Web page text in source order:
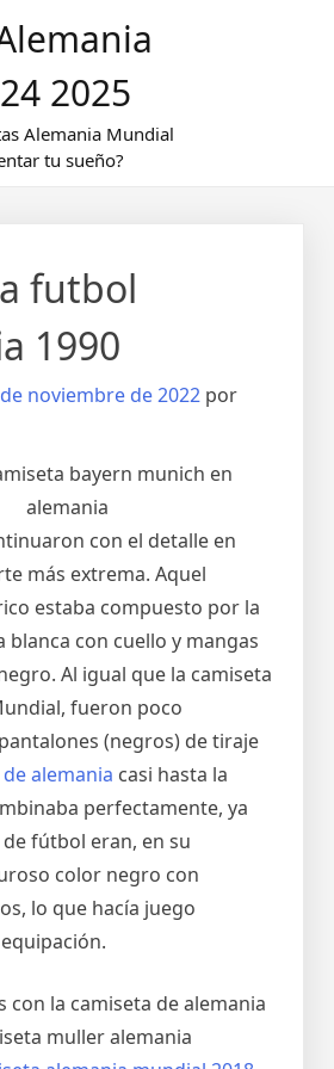
2025
Alemania Mundial
tu sueño?
futbol
1990
noviembre de 2022 por
con el detalle en
más extrema. Aquel
estaba compuesto por la
blanca con cuello y mangas
Al igual que la camiseta
fueron poco
(negros) de tiraje
alemania casi hasta la
perfectamente, ya
fútbol eran, en su
color negro con
lo que hacía juego